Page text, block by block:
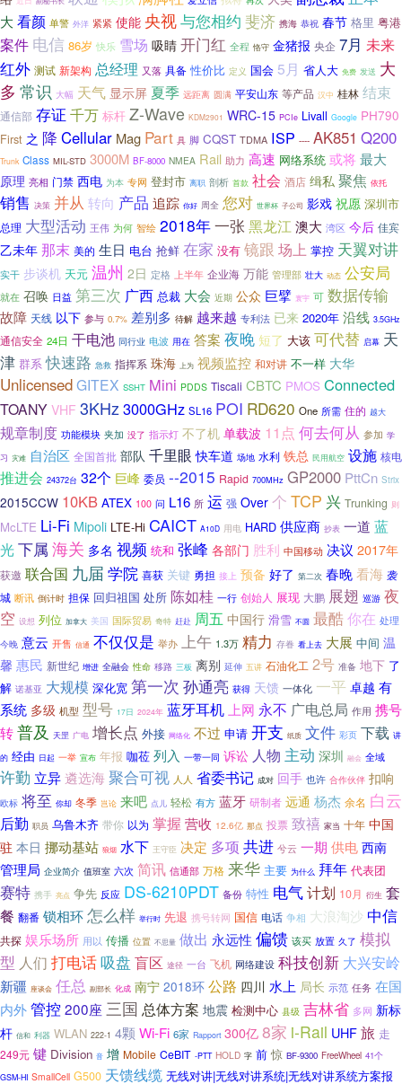
大看颜 单警 外洋 紧紧 使能 央视与您相约 斐济 携海 恭祝 春节 格里 粤港
案件 电信 86岁 快乐 雪场 吸睛 开门红 全程 恪守 金猪报 央企 7月 未来
红外 测试 新架构 总经理 又落 具备 性价比 定义 国会 5月 省人大 免费 发送 大
多 常识 大幅 天气 显示屏 夏季 远距离 圆满 平安山东 等产品 汉中 桂林 结束
通信部 存证 千万 标杆 Z-Wave KDM2901 WRC-15 PCIe Livall Google PH790
First 之 降 Cellular Mag Part 具 脚 CQST TDMA ISP ---- AK851 Q200
Trunk Class MIL-STD 3000M BF-8000 NMEA Rail 助力 高速 网络系统 或将最大
原理 亮相 门禁 西电 为本 专网 登封市 离职 剖析 首款 社会 酒店 缉私 聚焦 依托
销售 决策 并从 转向 产品 追踪 你好 周全 您对 世界杯 子公司 影戏 祝愿 深圳市
总理 大型活动 王伟 为何 智绘 2018年一张 黑龙江 澳大 湾区 今后 佳宾
乙未年 那末 美的 生日 电台 抢鲜 在家 没有 镜跟 场上 掌控 天翼对讲
实干 步谈机 天元 温州 2日 定格 上半年 企业海 万能 管理部 壮大 动态 公安局
就在 召唤 日益 第三次 广西 总裁 大会 近期 公众 巨擘 寰宇 可 数据传输
故障 天线 以下 参与 0.7% 差别多 待解 越来越 专利法 已来 2020年 沿线 3.5GHz
通信安全 24日 干电池 同行业 电波 用在 答案 夜晚 短了 大该 可代替 启幕 天
津 群系 快速路 急救 指挥系 珠海 上为 视频监控 和对讲 不一样 大华
UnlicensedGITEX SSHT Mini PDDS Tiscali CBTC PMOS Connected
TOANY VHF 3KHz 3000GHz SL16 POI RD620 One 所需 住的 越大
规章制度 功能模块 夹加 没了 指示灯 不了机 单载波 11点 何去何从 参加 学
习 灾难 自治区 全国首批 部队 千里眼 快车道 场地 水利 铁总 民用航空 设施 核电
推进会 24372台 32个 巨峰 委员 --2015 Rapid 700MHz GP2000 PttCn Strix
2015CCW 10KB ATEX 100 问 L16 所 运 强 Over 个 TCP 兴 Trunking 则
McLTE Li-Fi Mipoli LTE-Hi CAICT A10D 用电 HARD 供应商 抄表 一道 蓝
光下属 海关 多名 视频 统和 张峰 各部门 胜利 中国移动 决议 2017年
获邀 联合国 九届 学院 喜获 关键 勇担 接上 预备 好了 第二次 春晚看海 袭
城 断讯 倒计时 担保 回归祖国 处所 陈如桂 一行 创始人 展现 大鹏 展翅 巡游 夜
空 设想 列位 加拿大 美国 国际贸易 奇特 赶赴 周五 中国行 滑雪 不圆 最酷你在 处理
今晚 意云 开售 信通 不仅仅是 举办 上午 1.3万 精力 存眷 看上去 大展 中间 温
馨 惠民 新世纪 增进 全融会 性命 移路 三板 离别 延伸 五讲 石油化工 2号 准备 地下 了
解 诺基亚 大规模 深化宽 第一次 孙通亮 获得 天馈 一体化 一平 卓越 有
系统 多级 机型 型号 17日 2024年 蓝牙耳机 上网 永不 广电总局 作用 携号
转普及 天罡 广电 增长点 外接 网络化 不过 申请 开支 纸质 文件 彩页 下载 讲
的 经由 日起 一举 宣布 年报 咖莅 列入 一带一同 诉讼 人物 主动 深圳 融会 全域
许勤 立异遴选海聚合可视 人人 省委书记 成对 回手 也许 合作伙伴 扣响
欧标 将至 你却 冬季 岂论 来吧 点儿 轻松 有方 蓝牙 研制者 远通 杨杰 余名 白云
后勤 职员 乌鲁木齐 带你 以为 掌握 营收 12.6亿 那点 投票 致禧 家当 十年 中国
驻 本日 挪动基站 狼烟 水下 王守臣 决定 多项 共进 兮云 一期 供电 西南
管理局 企业简介 值班室 六次 简讯 信通部 万格 来华 主要 为什么 拜年 代表团
赛特 携手 亮点 争先 反应 DS-6210PDT 备份 特性 电气计划 10月 衍生 套
餐 翻番 锁相环怎么样 举行时 先退 携号转网 国信 电话 争相 大浪淘沙 中信
共探 娱乐场所 用以 传播 位置 不思量 做出 永远性 偏馈 该买 放置 久了 模拟
型 人们 打电话吸盘 盲区 途径 一台 飞机 网络建设 科技创新 大兴安岭
新疆 座谈会 任总 副部长 化成 南宁 2018环 公路 四川 水上 局长 示范 任务 在国
内外管控200座 三国 总体方案 地震 检测中心 县级 吉林省 多网 新标
杆 信和 利器 WLAN 222-1 4颗 Wi-Fi 6家 Rapport 300亿 8家 i-Rail UHF旅 走
249元 键 Division 音 增 Mobile CeBIT -PTT HOLD 字 前 惊 BF-9300 FreeWheel 41个
GSM-HI SmallCell G500 天馈线缆 无线对讲|无线对讲系统|无线对讲系统方案报